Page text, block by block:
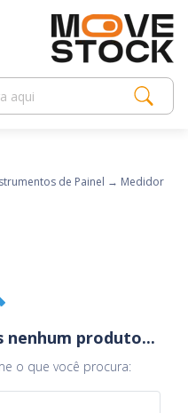
de Painel → Medidor
nenhum produto...
o que você procura: